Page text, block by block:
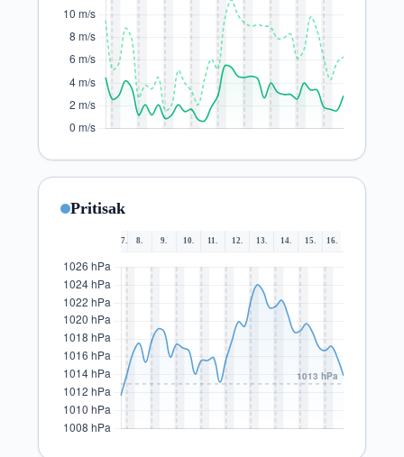
Pritisak
7. 8. 9. 10. 11. 12. 13. 14. 15. 16.